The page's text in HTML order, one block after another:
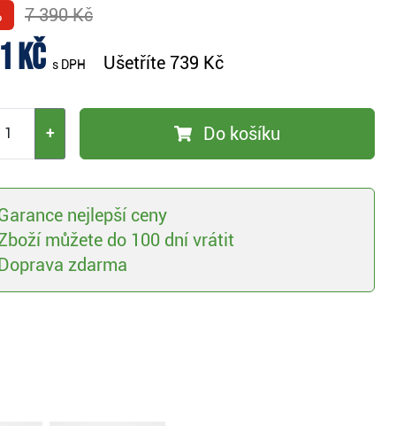
7 390 Kč
Kč s DPH Ušetříte 739 Kč
+ Do košíku
nejlepší ceny
můžete do 100 dní vrátit
zdarma